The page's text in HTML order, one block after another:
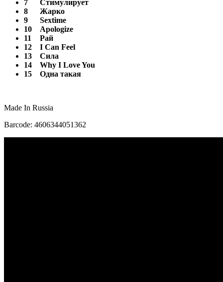
7
Стимулирует
8
Жарко
9
Sextime
10
Apologize
11
Рай
12
I Can Feel
13
Сила
14
Why I Love You
15
Одна такая
Made In Russia
Barcode: 4606344051362